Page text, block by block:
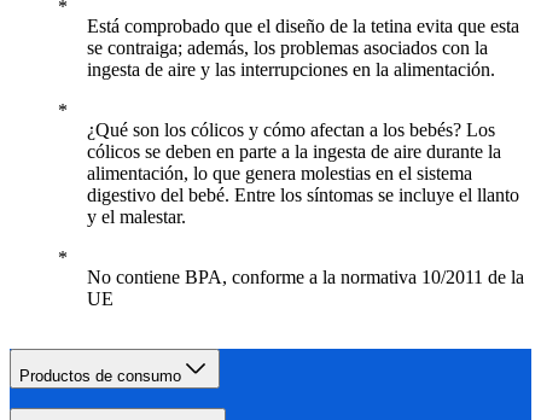
Está comprobado que el diseño de la tetina evita que esta
se contraiga; además, los problemas asociados con la
ingesta de aire y las interrupciones en la alimentación.
¿Qué son los cólicos y cómo afectan a los bebés? Los
cólicos se deben en parte a la ingesta de aire durante la
alimentación, lo que genera molestias en el sistema
digestivo del bebé. Entre los síntomas se incluye el llanto
y el malestar.
No contiene BPA, conforme a la normativa 10/2011 de la
UE
Productos de consumo